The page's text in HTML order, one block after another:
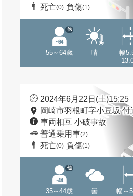
死亡(0) 負傷(1)
55～64歳
他
晴
幅
2024年6月22日(土)15:25
岡崎市羽根町字小豆坂 付
車両相互 小破事故
普通乗用車(2)
死亡(0) 負傷(1)
35～44歳
他
曇 幅～